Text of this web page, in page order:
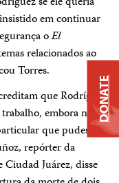
em continuar
oEl
relacionados ao
Torres.
que Rodríguez
embora não
que pudesse
repórter da
Ciudad Juárez, disse
DONATE